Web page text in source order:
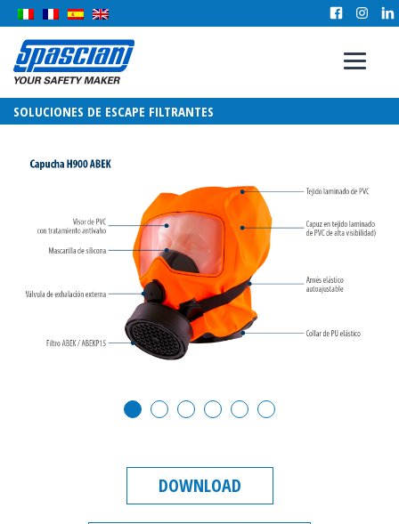
SOLUCIONES DE ESCAPE FILTRANTES
DOWNLOAD